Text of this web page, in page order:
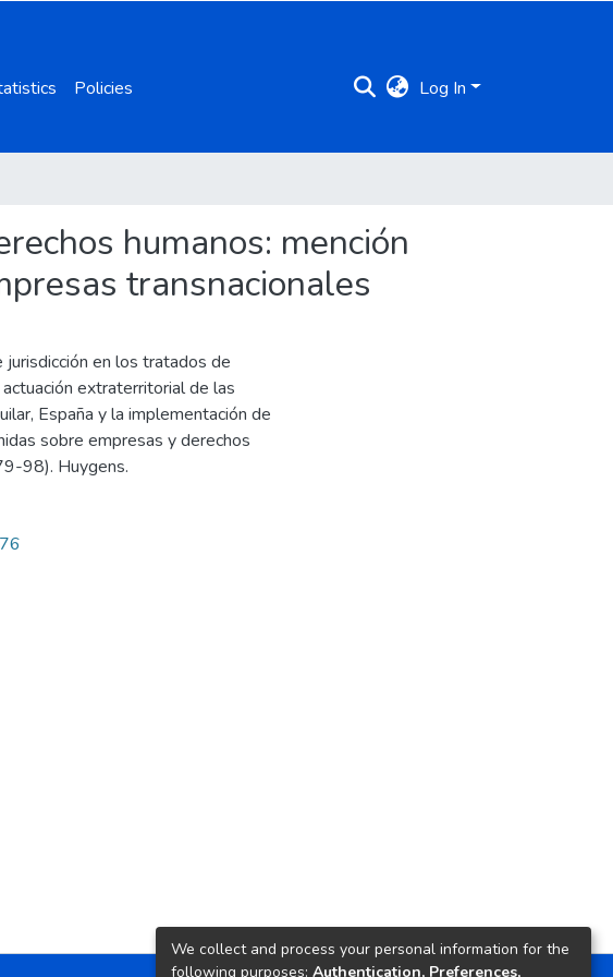
Policies Log In
humanos: mención
transnacionales
en los tratados de
extraterritorial de las
España y la implementación de
sobre empresas y derechos
98). Huygens.
We collect and process your personal information for the
following purposes: Authentication, Preferences,